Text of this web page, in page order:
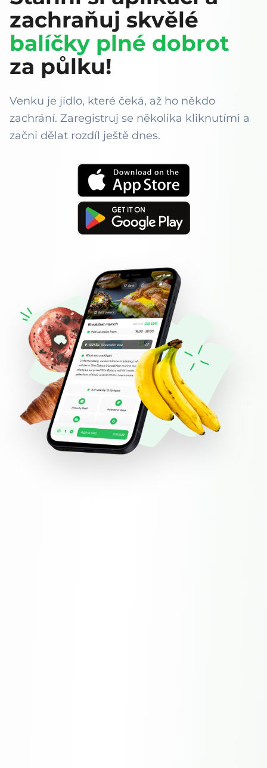
zachraňuj skvělé
balíčky plné dobrot
za půlku!
Venku je jídlo, které čeká, až ho někdo
zachrání. Zaregistruj se několika kliknutími a
začni dělat rozdíl ještě dnes.